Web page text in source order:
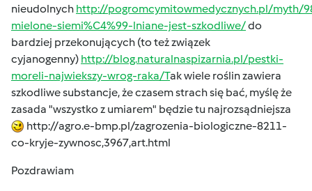
nieudolnych http://pogromcymitowmedycznych.pl/myth/
mielone-siemi%C4%99-lniane-jest-szkodliwe/do
bardziej przekonujących (to też związek
cyjanogenny) http://blog.naturalnaspizarnia.pl/pestki-
moreli-najwiekszy-wrog-raka/Tak wiele roślin zawiera
szkodliwe substancje, że czasem strach się bać, myślę że
zasada "wszystko z umiarem" będzie tu najrozsądniejsza
http://agro.e-bmp.pl/zagrozenia-biologiczne-8211-
co-kryje-zywnosc,3967,art.html
Pozdrawiam